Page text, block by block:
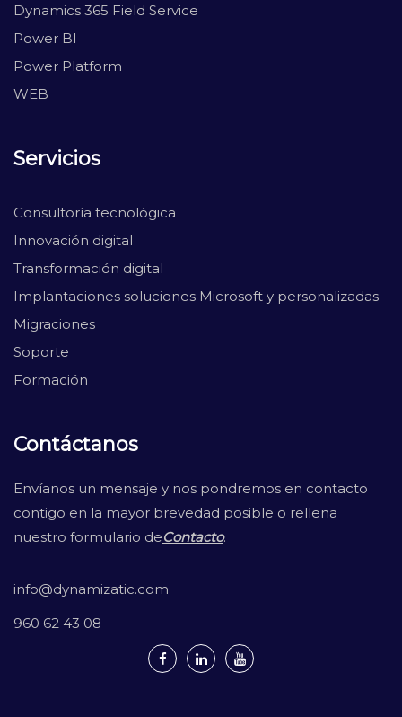
Dynamics 365 Field Service
Power BI
Power Platform
WEB
Servicios
Consultoría tecnológica
Innovación digital
Transformación digital
Implantaciones soluciones Microsoft y personalizadas
Migraciones
Soporte
Formación
Contáctanos
Envíanos un mensaje y nos pondremos en contacto
contigo en la mayor brevedad posible o rellena
nuestro formulario deContacto.
info@dynamizatic.com
960 62 43 08